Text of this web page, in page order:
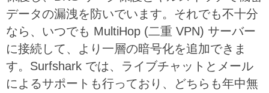
データの漏洩を防いでいます。それでも不十分
なら、いつでも MultiHop (二重 VPN) サーバー
に接続して、より一層の暗号化を追加できま
す。Surfshark では、ライブチャットとメール
によるサポートも行っており、どちらも年中無